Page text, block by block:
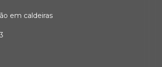
em caldeiras